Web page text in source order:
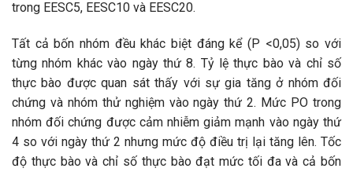
trong EESC5, EESC10 và EESC20.
Tất cả bốn nhóm đều khác biệt đáng kể (P <0,05) so với
từng nhóm khác vào ngày thứ 8. Tỷ lệ thực bào và chỉ số
thực bào được quan sát thấy với sự gia tăng ở nhóm đối
chứng và nhóm thử nghiệm vào ngày thứ 2. Mức PO trong
nhóm đối chứng được cảm nhiễm giảm mạnh vào ngày thứ
4 so với ngày thứ 2 nhưng mức độ điều trị lại tăng lên. Tốc
độ thực bào và chỉ số thực bào đạt mức tối đa và cả bốn